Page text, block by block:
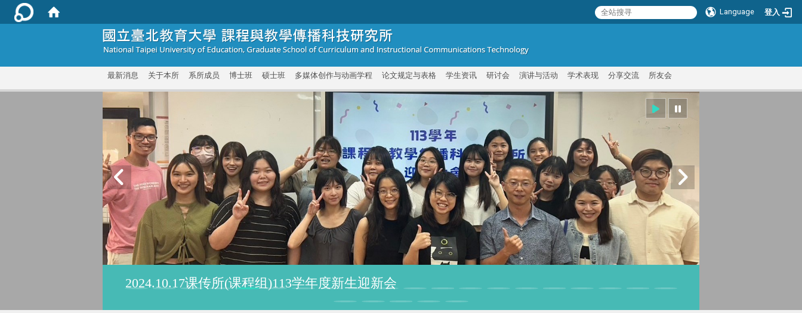
Language 登入
最新消息 关于本所 系所成员 博士班 硕士班 多媒体创作与动画学程 论文规定与表格 学生资讯 研讨会 演讲与活动 学术表现 分享交流 所友会
2024.10.17课传所(课程组)113学年度新生迎新会